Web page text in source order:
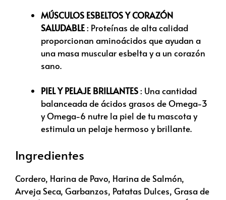
MÚSCULOS ESBELTOS Y CORAZÓN
SALUDABLE: Proteínas de alta calidad
proporcionan aminoácidos que ayudan a
una masa muscular esbelta y a un corazón
sano.
PIEL Y PELAJE BRILLANTES: Una cantidad
balanceada de ácidos grasos de Omega-3
y Omega-6 nutre la piel de tu mascota y
estimula un pelaje hermoso y brillante.
Ingredientes
Cordero, Harina de Pavo, Harina de Salmón,
Arveja Seca, Garbanzos, Patatas Dulces, Grasa de